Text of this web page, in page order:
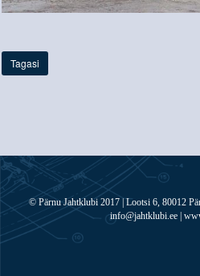
Tagasi
© Pärnu Jahtklubi 2017 | Lootsi 6, 80012
info@jahtklubi.ee |